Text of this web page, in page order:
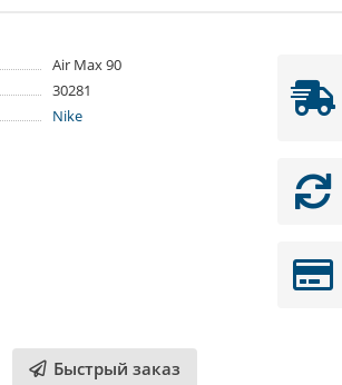
Air Max 90
30281
Nike
Быстрый заказ